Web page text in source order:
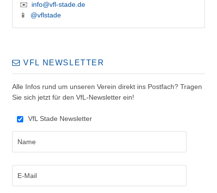
✉️ info@vfl-stade.de
📱 @vflstade
VFL NEWSLETTER
Alle Infos rund um unseren Verein direkt ins Postfach? Tragen
Sie sich jetzt für den VfL-Newsletter ein!
VfL Stade Newsletter